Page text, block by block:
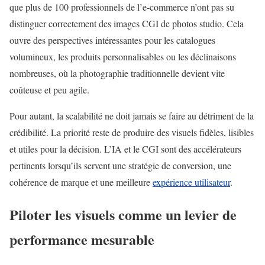
que plus de 100 professionnels de l’e-commerce n’ont pas su
distinguer correctement des images CGI de photos studio. Cela
ouvre des perspectives intéressantes pour les catalogues
volumineux, les produits personnalisables ou les déclinaisons
nombreuses, où la photographie traditionnelle devient vite
coûteuse et peu agile.
Pour autant, la scalabilité ne doit jamais se faire au détriment de la
crédibilité. La priorité reste de produire des visuels fidèles, lisibles
et utiles pour la décision. L’IA et le CGI sont des accélérateurs
pertinents lorsqu’ils servent une stratégie de conversion, une
cohérence de marque et une meilleureexpérience utilisateur.
Piloter les visuels comme un levier de
performance mesurable